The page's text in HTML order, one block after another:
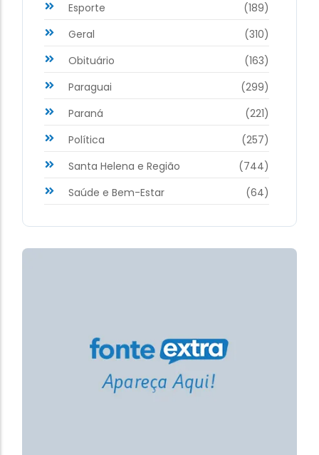
Esporte
(189)
Geral
(310)
Obituário
(163)
Paraguai
(299)
Paraná
(221)
Política
(257)
Santa Helena e Região
(744)
Saúde e Bem-Estar
(64)